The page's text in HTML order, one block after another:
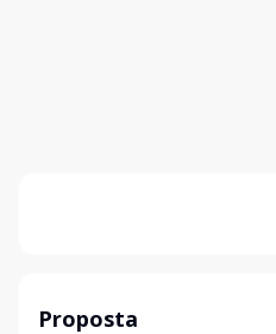
Proposta